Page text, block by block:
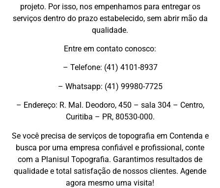
projeto. Por isso, nos empenhamos para entregar os
serviços dentro do prazo estabelecido, sem abrir mão da
qualidade.
Entre em contato conosco:
– Telefone: (41) 4101-8937
– Whatsapp: (41) 99980-7725
– Endereço: R. Mal. Deodoro, 450 – sala 304 – Centro,
Curitiba – PR, 80530-000.
Se você precisa de serviços de topografia em Contenda e
busca por uma empresa confiável e profissional, conte
com a Planisul Topografia. Garantimos resultados de
qualidade e total satisfação de nossos clientes. Agende
agora mesmo uma visita!